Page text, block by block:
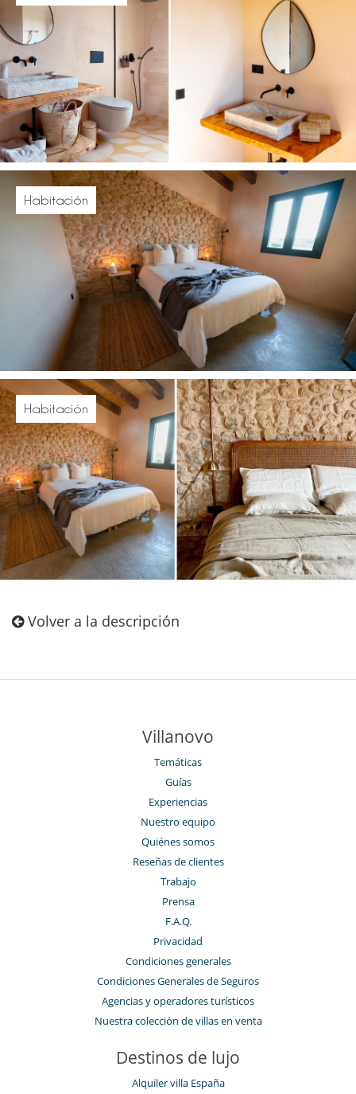
Habitación
Habitación
Volver a la descripción
Villanovo
Temáticas
Guías
Experiencias
Nuestro equipo
Quiénes somos
Reseñas de clientes
Trabajo
Prensa
F.A.Q.
Privacidad
Condiciones generales
Condiciones Generales de Seguros
Agencias y operadores turísticos
Nuestra colección de villas en venta
Destinos de lujo
Alquiler villa España